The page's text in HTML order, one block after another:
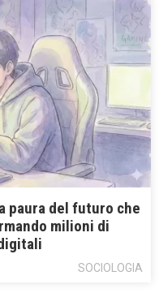
paura del futuro che
milioni di
SOCIOLOGIA